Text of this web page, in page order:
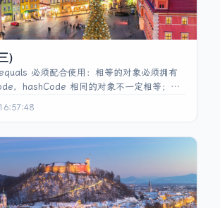
）
必须配合使用：相等的对象必须拥有
，hashCode 相同的对象不一定相等；因
实现内容比较。String 为 final 不可变类，
堆对象。可变字符序列用
程安全）或性能更高的 StringBuilder。字
量字面量时用 “+”，含变量且不需线程安全
，需线程安全时用 StringBuffer，两个字
。接口定义规范、只能有抽象/默认/静态方
16:57:48